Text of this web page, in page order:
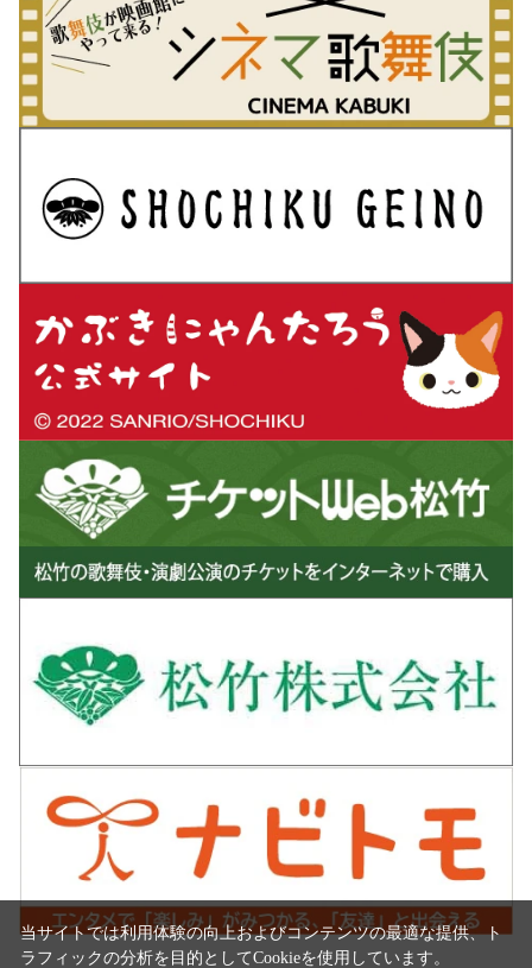
当サイトでは利用体験の向上およびコンテンツの最適な提供、ト
ラフィックの分析を目的としてCookieを使用しています。